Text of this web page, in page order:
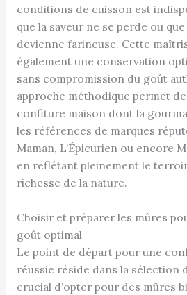
conditions de cuisson est
que la saveur ne se perde ou
devienne farineuse. Cette
également une conservation
sans compromission du goût
approche méthodique permet
confiture maison dont la
les références de marques
Maman, L’Épicurien ou encore
en reflétant pleinement le
richesse de la nature.
Choisir et préparer les mûres
goût optimal
Le point de départ pour une
réussie réside dans la sélection
crucial d’opter pour des mûres